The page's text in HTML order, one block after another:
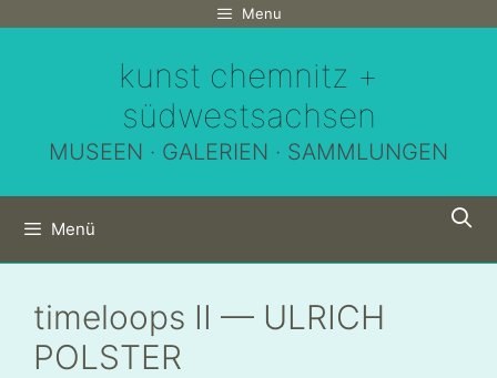
Menu
kunst chemnitz +
südwestsachsen
MUSEEN · GALERIEN · SAMMLUNGEN
Menü
timeloops II — ULRICH
POLSTER